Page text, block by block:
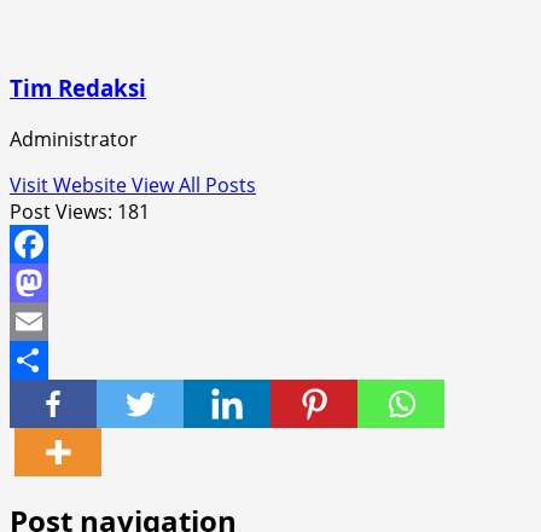
Tim Redaksi
Administrator
Visit WebsiteView All Posts
Post Views: 181
Facebook
Mastodon
Email
Share
Post navigation